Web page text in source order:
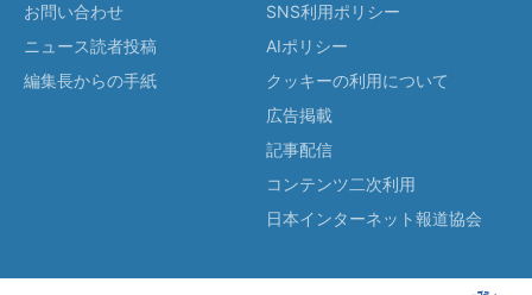
お問い合わせ
ニュース読者投稿
編集長からの手紙
SNS利用ポリシー
AIポリシー
クッキーの利用について
広告掲載
記事配信
コンテンツ二次利用
日本インターネット報道協会